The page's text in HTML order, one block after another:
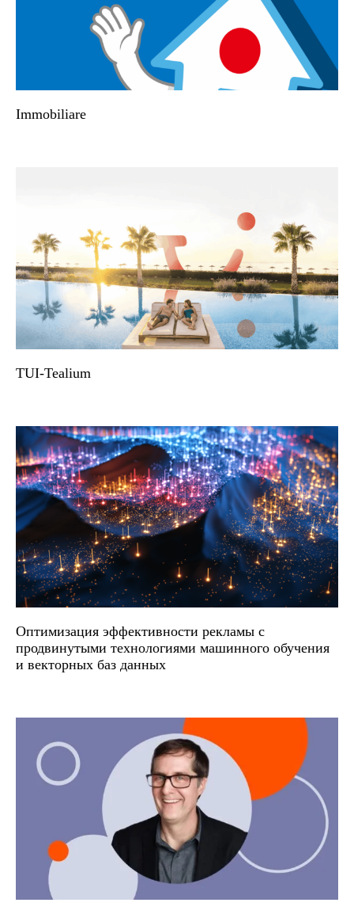
Immobiliare
TUI-Tealium
Оптимизация эффективности рекламы с
продвинутыми технологиями машинного обучения
и векторных баз данных